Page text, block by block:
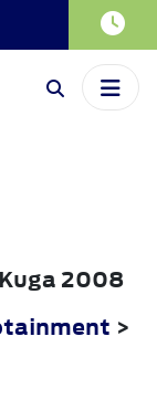
2008
>